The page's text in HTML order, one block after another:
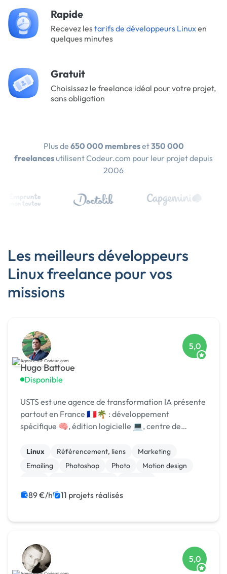
Rapide
Recevez lestarifs de développeurs Linuxen
quelques minutes
Gratuit
Choisissez le freelance idéal pour votre projet,
sans obligation
Plus de 650 000 membreset350 000
freelances utilisent Codeur.com pour leur projet depuis
2006
Les meilleurs développeurs
Linux freelance pour vos
missions
Hugo Battoue
Disponible
5,0
USTS est une agence de transformation IA présente
partout en France 🇫🇷🌴 : développement
spécifique 🧠, édition logicielle 💻, centre de
MASQUÉE] 🏆 !
Linux Référencement, liens
Marketing
Emailing
Photoshop Photo
Motion design
89 €/h 11 projets réalisés
5,0